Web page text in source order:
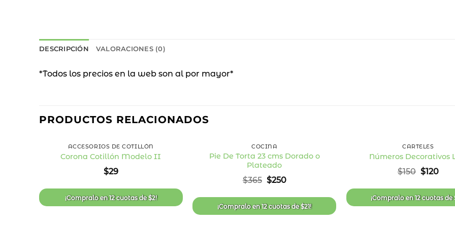
DESCRIPCIÓN VALORACIONES (0)
*Todos los precios en la web son al por mayor*
PRODUCTOS RELACIONADOS
de
deseos
ACCESORIOS DE COTILLÓN
Corona Cotillón Modelo II
$29
¡Compralo en12 cuotasde$2!
COCINA
Pie De Torta 23 cms Dorado o
Plateado
$365 El
original
era:
$365.
$250El
actual
es:
$250.
¡Compralo en12 cuotasde$21!
CARTELES
Números Decorativos
$150 El
original
era:
$150.
$120El
es:
¡Compralo en12 cuotasde